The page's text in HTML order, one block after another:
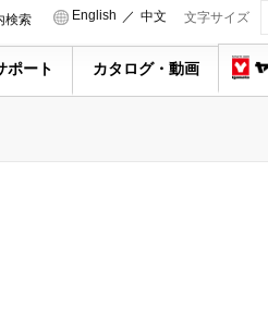
文字サイズ
English ／ 中文
検索
ポート カタログ・動画